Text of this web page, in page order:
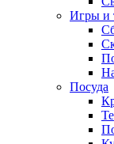
Игры и
Посуда